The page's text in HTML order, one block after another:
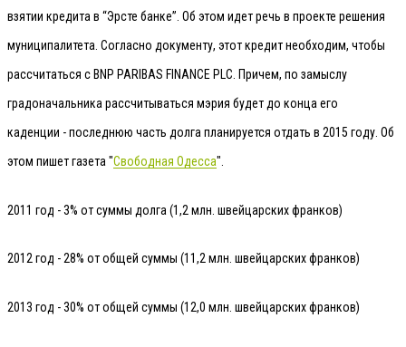
взятии кредита в “Эрсте банке”. Об этом идет речь в проекте решения
муниципалитета. Согласно документу, этот кредит необходим, чтобы
рассчитаться с BNP PARIBAS FINANCE PLC. Причем, по замыслу
градоначальника рассчитываться мэрия будет до конца его
каденции - последнюю часть долга планируется отдать в 2015 году. Об
этом пишет газета "Свободная Одесса".
2011 год - 3% от суммы долга (1,2 млн. швейцарских франков)
2012 год - 28% от общей суммы (11,2 млн. швейцарских франков)
2013 год - 30% от общей суммы (12,0 млн. швейцарских франков)